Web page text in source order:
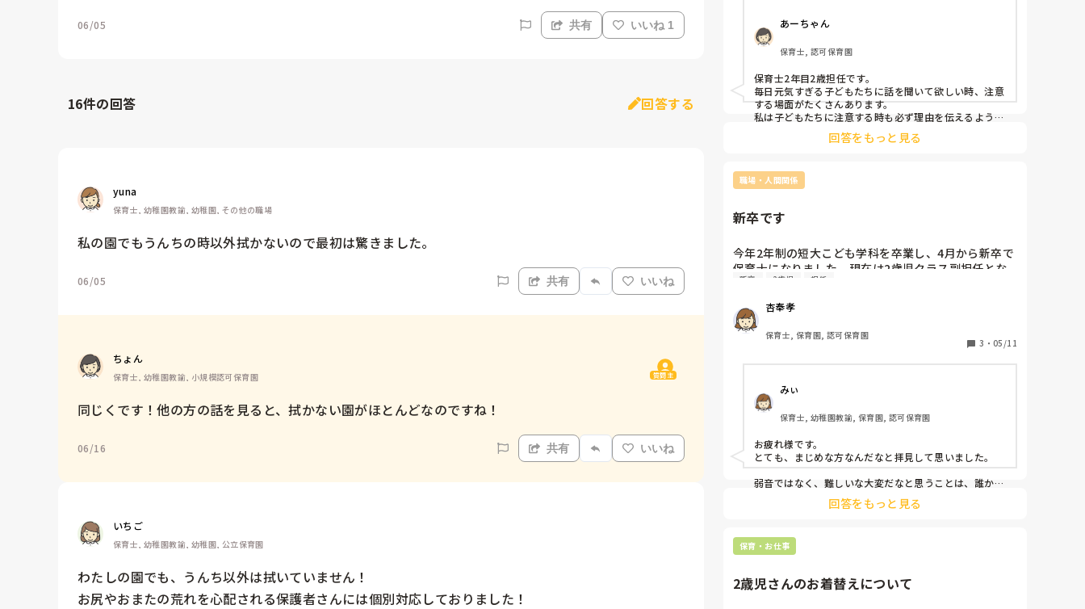
06/05 共有 いいね 1
16件の回答 回答する
yuna
保育士, 幼稚園教諭, 幼稚園, その他の職場
私の園でもうんちの時以外拭かないので最初は驚きました。
06/05 共有 いいね
ちょん
保育士, 幼稚園教諭, 小規模認可保育園 質問主
同じくです！他の方の話を見ると、拭かない園がほとんどなのですね！
06/16 共有 いいね
いちご
保育士, 幼稚園教諭, 幼稚園, 公立保育園
わたしの園でも、うんち以外は拭いていません！
お尻やおまたの荒れを心配される保護者さんには個別対応しておりました！
あーちゃん
保育士, 認可保育園
保育士2年目2歳担任です。
毎日元気すぎる子どもたちに話を聞いて欲しい時、注意
する場面がたくさんあります。
私は子どもたちに注意する時も必ず理由を伝えるよう心
がけています。また子どもに対しても喧嘩の場面などで
は、なぜ叩いたのか引っ掻いたのか理由を聞いて話を聞
先輩方を見てまだまだ勉強の日々です、、！
回答をもっと見る
職場・人間関係
新卒です
今年2年制の短大こども学科を卒業し、4月から新卒で
保育士になりました。現在は2歳児クラス副担任とな
って1ヶ月経ったところです。
私は新人、そして副担任なので、主な仕事は主の先生
の補助や子どもたちを主の先生に流す、環境整備(？)
の担当です。
新人なので、分からないことだらけなのは当然と言う
ことはよくよく分かっています。4月頃は主の先生の
話しながら楽しく遊べてました。ただ、一日が過ぎて
いくにつれて子どもと遊ぶのが楽しい反面クラス運営
や子どもたち個々のことについて覚える、走り回る子
を止めていくなど辛いと感じるようになりました。
また、6月から1週間交代ではありますがリードを取り
はじめるようになり、新人の身で上手くやれるかも不
安です。
私は心に何か病気でもあるのでしょうか？
モヤモヤしすぎて大好きな趣味のゲームにも手をつけ
私の最近の不調としてあげられそうなのは以下の通り
です
・出勤前から心身が疲れる
新卒 2歳児 担任
杏奉孝
保育士, 保育園, 認可保育園
3 ・ 05/11
みぃ
保育士, 幼稚園教諭, 保育園, 認可保育園
お疲れ様です。
とても、まじめな方なんだなと拝見して思いました。
弱音ではなく、難しいな大変だなと思うことは、誰かに
打ち明けられるだけで変わってくるのではないかな？と
いいと私は思います。
回答をもっと見る
保育・お仕事
2歳児さんのお着替えについて